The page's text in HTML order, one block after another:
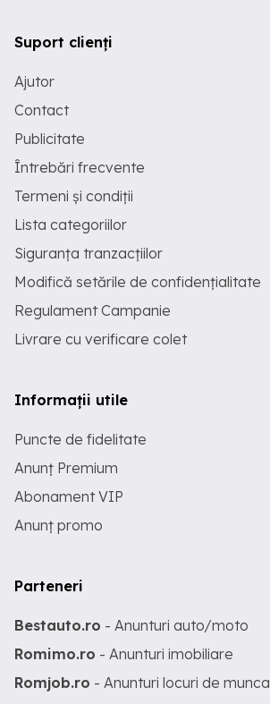
Suport clienți
Ajutor
Contact
Publicitate
Întrebări frecvente
Termeni și condiții
Lista categoriilor
Siguranța tranzacțiilor
Modifică setările de confidențialitate
Regulament Campanie
Livrare cu verificare colet
Informații utile
Puncte de fidelitate
Anunț Premium
Abonament VIP
Anunț promo
Parteneri
Bestauto.ro - Anunturi auto/moto
Romimo.ro - Anunturi imobiliare
Romjob.ro - Anunturi locuri de munca